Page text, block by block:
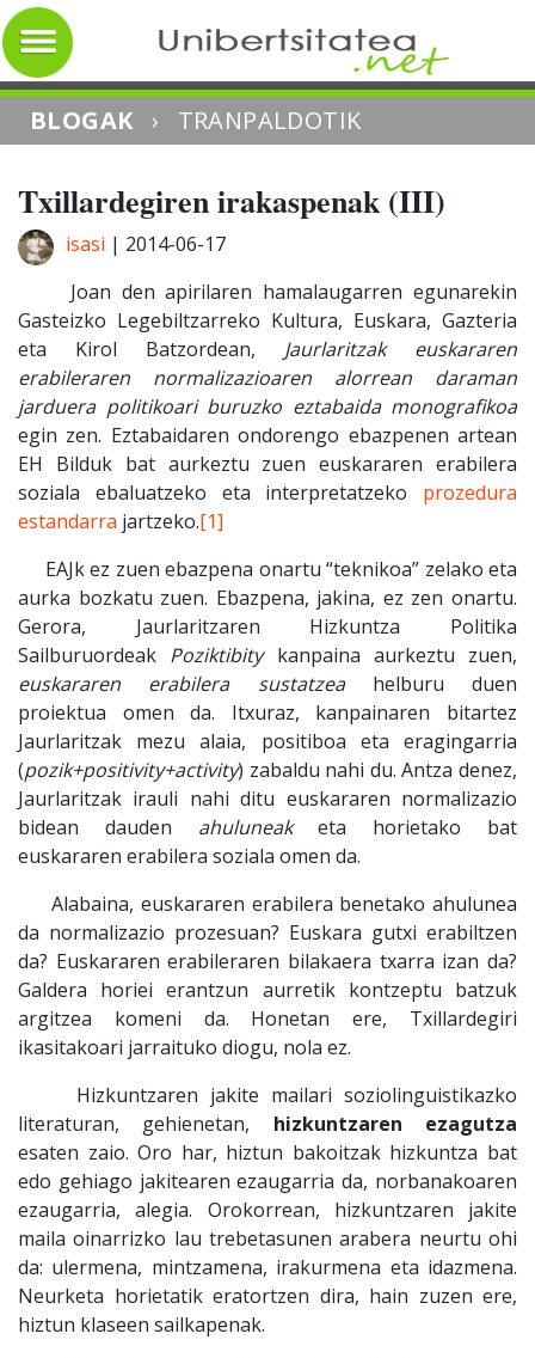
BLOGAK › TRANPALDOTIK
Txillardegiren irakaspenak (III)
isasi | 2014-06-17
Joan den apirilaren hamalaugarren egunarekin
Gasteizko Legebiltzarreko Kultura, Euskara, Gazteria
eta Kirol Batzordean, Jaurlaritzak euskararen
erabileraren normalizazioaren alorrean daraman
jarduera politikoari buruzko eztabaida monografikoa
egin zen. Eztabaidaren ondorengo ebazpenen artean
EH Bilduk bat aurkeztu zuen euskararen erabilera
soziala ebaluatzeko eta interpretatzeko prozedura
estandarra jartzeko.[1]
EAJk ez zuen ebazpena onartu “teknikoa” zelako eta
aurka bozkatu zuen. Ebazpena, jakina, ez zen onartu.
Gerora, Jaurlaritzaren Hizkuntza Politika
Sailburuordeak Poziktibity kanpaina aurkeztu zuen,
euskararen erabilera sustatzeahelburu duen
proiektua omen da. Itxuraz, kanpainaren bitartez
Jaurlaritzak mezu alaia, positiboa eta eragingarria
(pozik+positivity+activity) zabaldu nahi du. Antza denez,
Jaurlaritzak irauli nahi ditu euskararen normalizazio
bidean dauden ahuluneaketa horietako bat
euskararen erabilera soziala omen da.
Alabaina, euskararen erabilera benetako ahulunea
da normalizazio prozesuan? Euskara gutxi erabiltzen
da? Euskararen erabileraren bilakaera txarra izan da?
Galdera horiei erantzun aurretik kontzeptu batzuk
argitzea komeni da. Honetan ere, Txillardegiri
ikasitakoari jarraituko diogu, nola ez.
Hizkuntzaren jakite mailari soziolinguistikazko
literaturan, gehienetan, hizkuntzaren ezagutza
esaten zaio. Oro har, hiztun bakoitzak hizkuntza bat
edo gehiago jakitearen ezaugarria da, norbanakoaren
ezaugarria, alegia. Orokorrean, hizkuntzaren jakite
maila oinarrizko lau trebetasunen arabera neurtu ohi
da: ulermena, mintzamena, irakurmena eta idazmena.
Neurketa horietatik eratortzen dira, hain zuzen ere,
hiztun klaseen sailkapenak.